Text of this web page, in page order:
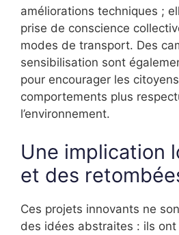
améliorations techniques ;
prise de conscience
modes de transport. Des
sensibilisation sont
pour encourager les
comportements plus
l’environnement.
Une implication
et des
Ces projets innovants ne
des idées abstraites : ils